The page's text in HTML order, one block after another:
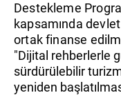
Destekleme
kapsamında
ortak finanse
"Dijital rehberlerle
sürdürülebilir
yeniden